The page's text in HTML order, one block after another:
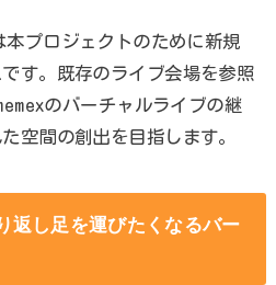
プロジェクトのために新規
す。既存のライブ会場を参照
のバーチャルライブの継
空間の創出を目指します。
返し足を運びたくなるバー